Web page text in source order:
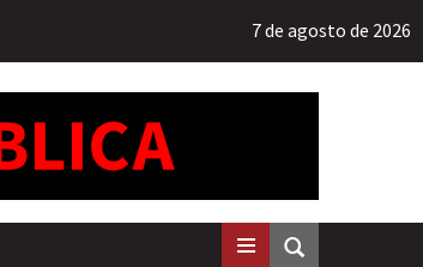
7 de agosto de 2026